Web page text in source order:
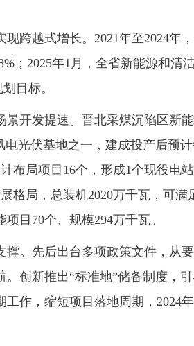
越式增长。2021年至2024年
；2025年1月，全省新能源和清
目标。
开发提速。晋北采煤沉陷区新能
电光伏基地之一，建成投产后预
布局项目16个，形成1个现役电
格局，总装机2020万千瓦，可满
目70个、规模294万千瓦。
。先后出台多项政策文件，从
创新推出“标准地”储备制度，
作，缩短项目落地周期，2024